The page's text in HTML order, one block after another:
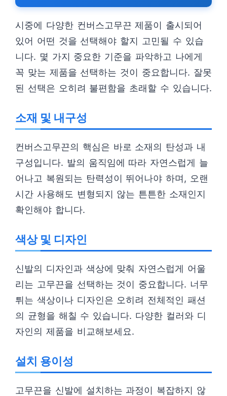
시중에 다양한 컨버스고무끈 제품이 출시되어
있어 어떤 것을 선택해야 할지 고민될 수 있습
니다. 몇 가지 중요한 기준을 파악하고 나에게
꼭 맞는 제품을 선택하는 것이 중요합니다. 잘못
된 선택은 오히려 불편함을 초래할 수 있습니다.
소재 및 내구성
컨버스고무끈의 핵심은 바로 소재의 탄성과 내
구성입니다. 발의 움직임에 따라 자연스럽게 늘
어나고 복원되는 탄력성이 뛰어나야 하며, 오랜
시간 사용해도 변형되지 않는 튼튼한 소재인지
확인해야 합니다.
색상 및 디자인
신발의 디자인과 색상에 맞춰 자연스럽게 어울
리는 고무끈을 선택하는 것이 중요합니다. 너무
튀는 색상이나 디자인은 오히려 전체적인 패션
의 균형을 해칠 수 있습니다. 다양한 컬러와 디
자인의 제품을 비교해보세요.
설치 용이성
고무끈을 신발에 설치하는 과정이 복잡하지 않